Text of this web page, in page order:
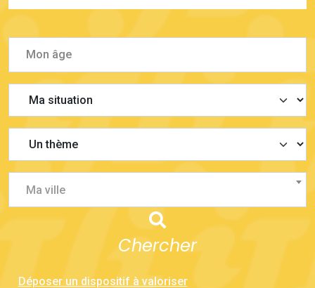
Ma ville
Chercher
Déposer un dispositif à valoriser